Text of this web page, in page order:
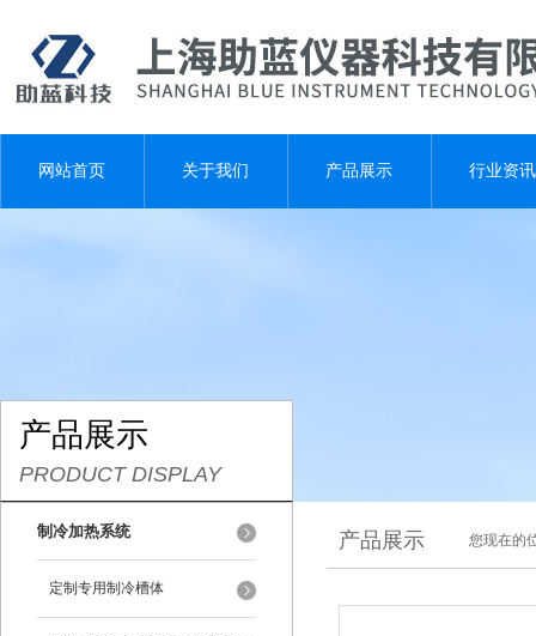
网站首页 关于我们 产品展示 行业资讯
产品展示
PRODUCT DISPLAY
制冷加热系统
定制专用制冷槽体
产品展示 您现在的